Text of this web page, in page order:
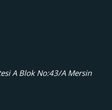
A Blok No:43/A Mersin